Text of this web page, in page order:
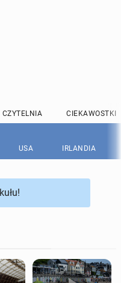
CZYTELNIA CIEKAWOSTKI
USA IRLANDIA